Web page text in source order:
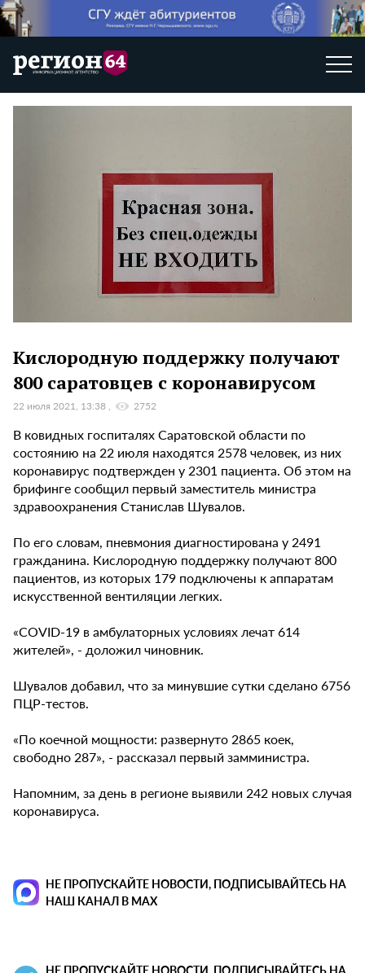
Кислородную поддержку получают
800 саратовцев с коронавирусом
22 июля 2021, 13:38 2752
В ковидных госпиталях Саратовской области по
состоянию на 22 июля находятся 2578 человек, из них
коронавирус подтвержден у 2301 пациента. Об этом на
брифинге сообщил первый заместитель министра
здравоохранения Станислав Шувалов.
По его словам, пневмония диагностирована у 2491
гражданина. Кислородную поддержку получают 800
пациентов, из которых 179 подключены к аппаратам
искусственной вентиляции легких.
«COVID-19 в амбулаторных условиях лечат 614
жителей», - доложил чиновник.
Шувалов добавил, что за минувшие сутки сделано 6756
ПЦР-тестов.
«По коечной мощности: развернуто 2865 коек,
свободно 287», - рассказал первый замминистра.
Напомним, за день в регионе выявили 242 новых случая
коронавируса.
НЕ ПРОПУСКАЙТЕ НОВОСТИ, ПОДПИСЫВАЙТЕСЬ НА
НАШ КАНАЛ В MAX